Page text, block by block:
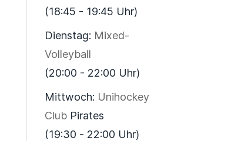
(18:45 - 19:45 Uhr)
Dienstag: Mixed-
Volleyball
(20:00 - 22:00 Uhr)
Mittwoch: Unihockey
Club Pirates
(19:30 - 22:00 Uhr)